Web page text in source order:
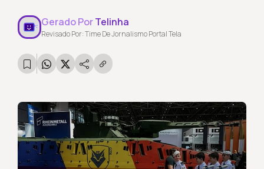
Gerado PorTelinha
Revisado Por: Time De Jornalismo Portal Tela